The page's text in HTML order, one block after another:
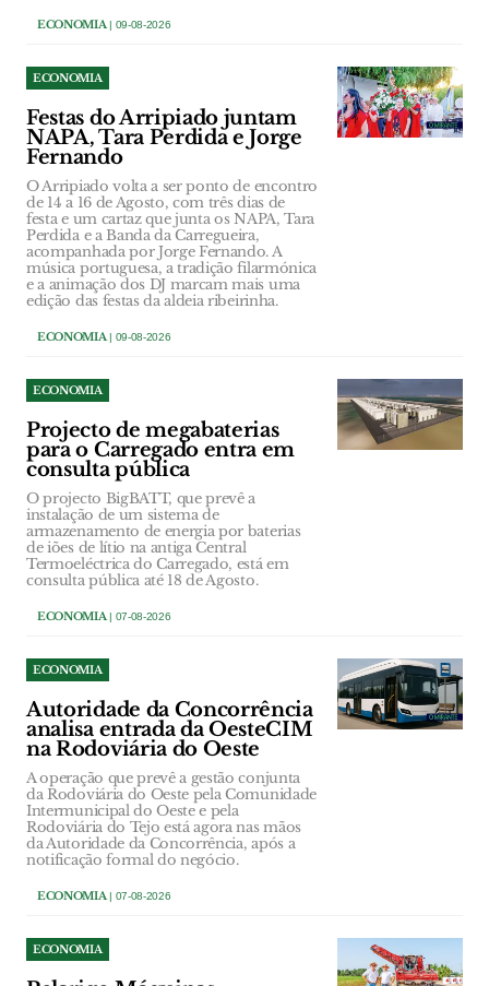
ECONOMIA| 09-08-2026
ECONOMIA
Festas do Arripiado juntam
NAPA, Tara Perdida e Jorge
Fernando
O Arripiado volta a ser ponto de encontro
de 14 a 16 de Agosto, com três dias de
festa e um cartaz que junta os NAPA, Tara
Perdida e a Banda da Carregueira,
acompanhada por Jorge Fernando. A
música portuguesa, a tradição filarmónica
e a animação dos DJ marcam mais uma
edição das festas da aldeia ribeirinha.
ECONOMIA| 09-08-2026
ECONOMIA
Projecto de megabaterias
para o Carregado entra em
consulta pública
O projecto BigBATT, que prevê a
instalação de um sistema de
armazenamento de energia por baterias
de iões de lítio na antiga Central
Termoeléctrica do Carregado, está em
consulta pública até 18 de Agosto.
ECONOMIA| 07-08-2026
ECONOMIA
Autoridade da Concorrência
analisa entrada da OesteCIM
na Rodoviária do Oeste
A operação que prevê a gestão conjunta
da Rodoviária do Oeste pela Comunidade
Intermunicipal do Oeste e pela
Rodoviária do Tejo está agora nas mãos
da Autoridade da Concorrência, após a
notificação formal do negócio.
ECONOMIA| 07-08-2026
ECONOMIA